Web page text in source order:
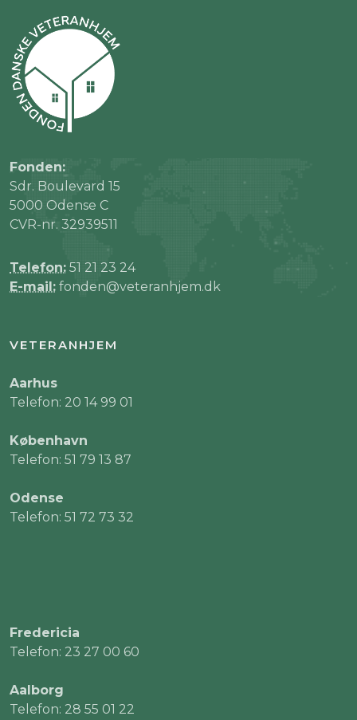
Fonden:
Sdr. Boulevard 15
5000 Odense C
CVR-nr. 32939511
Telefon: 51 21 23 24
E-mail: fonden@veteranhjem.dk
VETERANHJEM
Aarhus
Telefon: 20 14 99 01
København
Telefon: 51 79 13 87
Odense
Telefon: 51 72 73 32
Fredericia
Telefon: 23 27 00 60
Aalborg
Telefon: 28 55 01 22